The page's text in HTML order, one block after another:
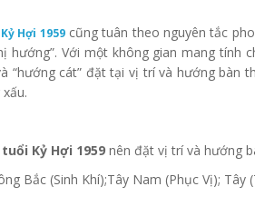
Hợi 1959cũng tuân theo nguyên tắc
hướng”. Với một không gian mang
“hướng cát” đặt tại vị trí và hướng
Kỷ Hợi 1959nên đặt vị trí và hướng
Bắc (Sinh Khí);Tây Nam (Phục Vị); Tây